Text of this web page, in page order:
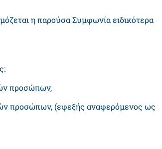
η παρούσα Συμφωνία ειδικότερα
προσώπων,
προσώπων, (εφεξής αναφερόμενος ως